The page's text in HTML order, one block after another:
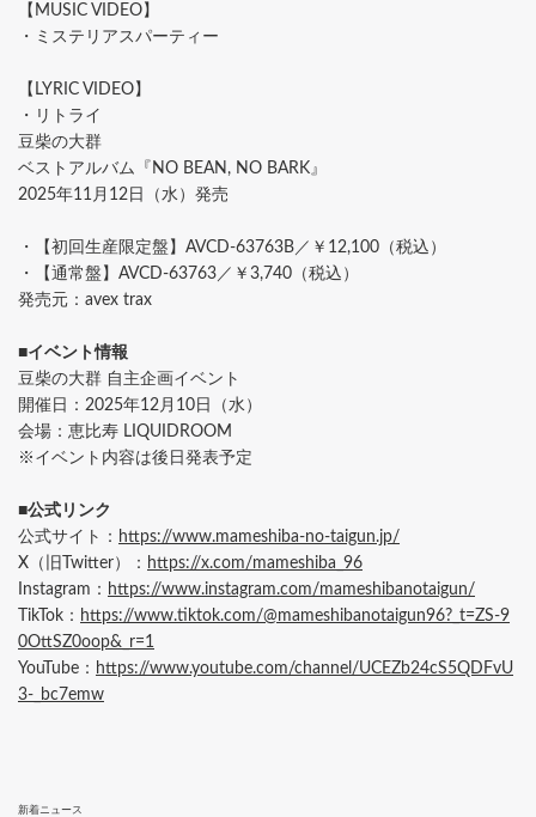
【MUSIC VIDEO】
・ミステリアスパーティー
【LYRIC VIDEO】
・リトライ
豆柴の大群
ベストアルバム『NO BEAN, NO BARK』
2025年11月12日（水）発売
・【初回生産限定盤】AVCD-63763B／￥12,100（税込）
・【通常盤】AVCD-63763／￥3,740（税込）
発売元：avex trax
■イベント情報
豆柴の大群 自主企画イベント
開催日：2025年12月10日（水）
会場：恵比寿 LIQUIDROOM
※イベント内容は後日発表予定
■公式リンク
公式サイト： https://www.mameshiba-no-taigun.jp/
X（旧Twitter）： https://x.com/mameshiba_96
Instagram： https://www.instagram.com/mameshibanotaigun/
TikTok： https://www.tiktok.com/@mameshibanotaigun96?_t=ZS-9
0OttSZ0oop&_r=1
YouTube： https://www.youtube.com/channel/UCEZb24cS5QDFvU
3-_bc7emw
新着ニュース